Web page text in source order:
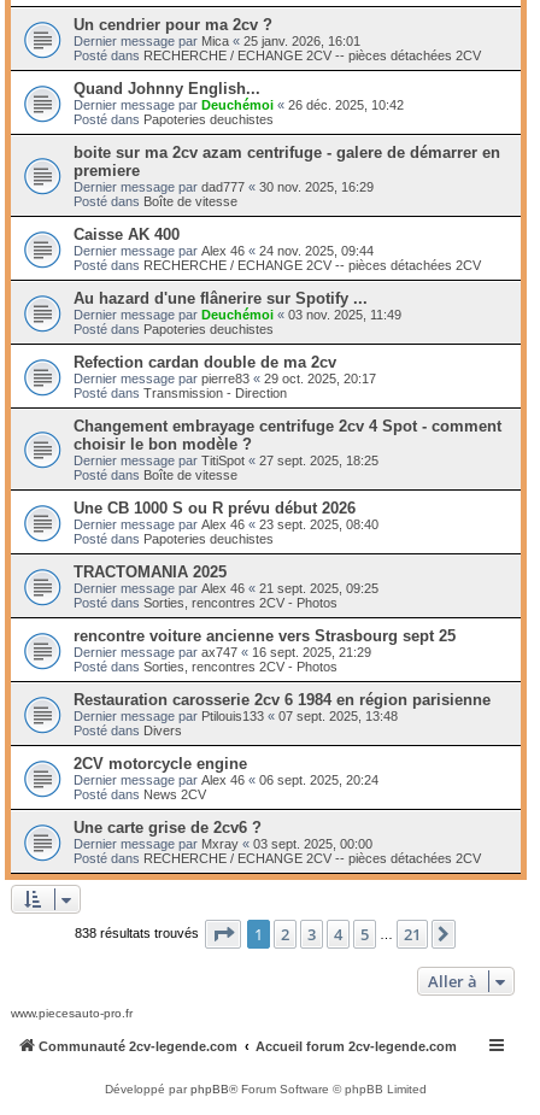
Un cendrier pour ma 2cv ?
Dernier message par Mica « 25 janv. 2026, 16:01
Posté dans RECHERCHE / ECHANGE 2CV -- pièces détachées 2CV
Quand Johnny English...
Dernier message par Deuchémoi « 26 déc. 2025, 10:42
Posté dans Papoteries deuchistes
boite sur ma 2cv azam centrifuge - galere de démarrer en
premiere
Dernier message par dad777 « 30 nov. 2025, 16:29
Posté dans Boîte de vitesse
Caisse AK 400
Dernier message par Alex 46 « 24 nov. 2025, 09:44
Posté dans RECHERCHE / ECHANGE 2CV -- pièces détachées 2CV
Au hazard d'une flânerire sur Spotify ...
Dernier message par Deuchémoi « 03 nov. 2025, 11:49
Posté dans Papoteries deuchistes
Refection cardan double de ma 2cv
Dernier message par pierre83 « 29 oct. 2025, 20:17
Posté dans Transmission - Direction
Changement embrayage centrifuge 2cv 4 Spot - comment
choisir le bon modèle ?
Dernier message par TitiSpot « 27 sept. 2025, 18:25
Posté dans Boîte de vitesse
Une CB 1000 S ou R prévu début 2026
Dernier message par Alex 46 « 23 sept. 2025, 08:40
Posté dans Papoteries deuchistes
TRACTOMANIA 2025
Dernier message par Alex 46 « 21 sept. 2025, 09:25
Posté dans Sorties, rencontres 2CV - Photos
rencontre voiture ancienne vers Strasbourg sept 25
Dernier message par ax747 « 16 sept. 2025, 21:29
Posté dans Sorties, rencontres 2CV - Photos
Restauration carosserie 2cv 6 1984 en région parisienne
Dernier message par Ptilouis133 « 07 sept. 2025, 13:48
Posté dans Divers
2CV motorcycle engine
Dernier message par Alex 46 « 06 sept. 2025, 20:24
Posté dans News 2CV
Une carte grise de 2cv6 ?
Dernier message par Mxray « 03 sept. 2025, 00:00
Posté dans RECHERCHE / ECHANGE 2CV -- pièces détachées 2CV
838 résultats trouvés Page 1sur21
1 2 3 4 5 21
Aller à
www.piecesauto-pro.fr
Communauté 2cv-legende.com Accueil forum 2cv-legende.com
Développé parphpBB® Forum Software © phpBB Limited